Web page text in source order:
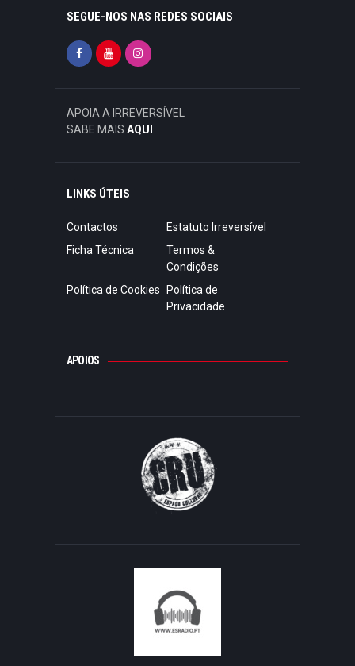
SEGUE-NOS NAS REDES SOCIAIS
APOIA A IRREVERSÍVEL
SABE MAIS AQUI
LINKS ÚTEIS
Contactos
Estatuto Irreversível
Ficha Técnica
Termos &
Condições
Política de Cookies
Política de
Privacidade
APOIOS